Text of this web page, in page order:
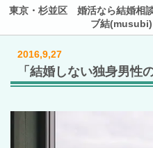
東京・杉並区 婚活なら結婚相
ブ結(musubi)
2016,9,27
「結婚しない独身男性